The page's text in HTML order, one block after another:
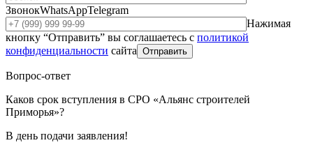
ЗвонокWhatsAppTelegram
Нажимая
кнопку “Отправить” вы соглашаетесь с политикой
конфиденциальности сайта Отправить
Вопрос-ответ
Каков срок вступления в СРО «Альянс строителей
Приморья»?
В день подачи заявления!